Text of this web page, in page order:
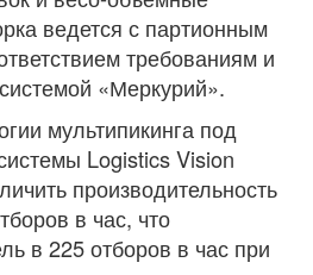
ведется с партионным
требованиям и
«Меркурий».
мультипикинга под
Logistics Vision
производительность
в час, что
в 225 отборов в час при